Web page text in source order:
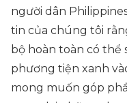
người dân
tin của chúng tôi
bộ hoàn toàn có thể
phương tiện xanh
mong muốn góp